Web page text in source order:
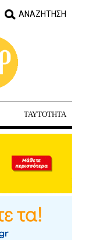
ΤΑΥΤΟΤΗΤΑ